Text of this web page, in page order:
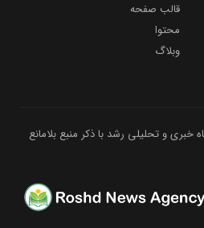
قالب صفحه
محتوا
وبلاگ
خبری و تحلیلی رشد با ذکر منبع بلامانع